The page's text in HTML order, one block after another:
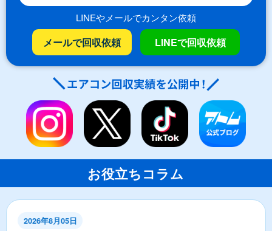
LINEやメールでカンタン依頼
メールで回収依頼 LINEで回収依頼
お役立ちコラム
2026年8月05日